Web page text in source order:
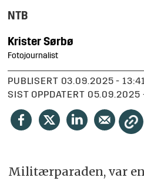
NTB
Krister Sørbø
Fotojournalist
PUBLISERT
03.09.2025 -
SIST OPPDATERT
Militærparaden, var